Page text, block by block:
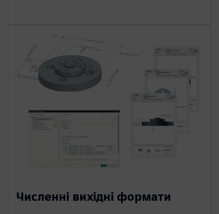
Численні вихідні формати